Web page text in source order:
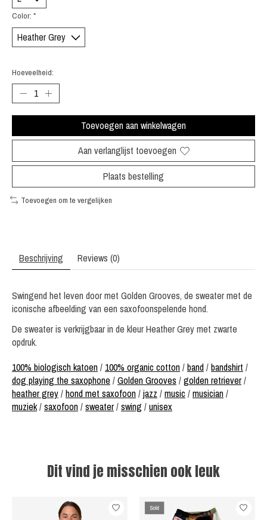
Color: *
Hoeveelheid:
Toevoegen aan winkelwagen
Aan verlanglijst toevoegen
Plaats bestelling
Toevoegen om te vergelijken
Beschrijving Reviews (0)
Swingend het leven door met Golden Grooves, de sweater met de
iconische afbeelding van een saxofoonspelende hond.
De sweater is verkrijgbaar in de kleur Heather Grey met zwarte
opdruk.
100% biologisch katoen/ 100% organic cotton/band/bandshirt /
dog playing the saxophone /Golden Grooves /golden retriever/
heather grey/hond met saxofoon/jazz /music /musician/
muziek/saxofoon/sweater/swing /unisex
Dit vind je misschien ook leuk
Items van productcarrousel